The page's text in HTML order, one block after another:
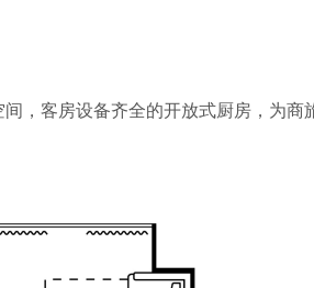
，客房设备齐全的开放式厨房，为商